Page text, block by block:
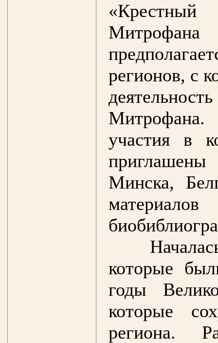
Митрофана
регионов, с
участия в
Минска,
которые
годы
которые
региона.